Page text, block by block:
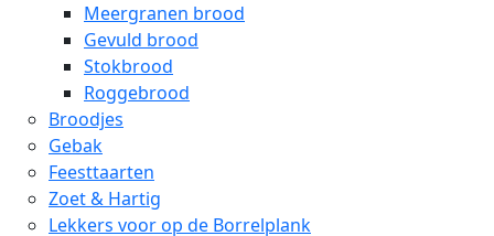
Meergranen brood
Gevuld brood
Stokbrood
Roggebrood
Broodjes
Gebak
Feesttaarten
Zoet & Hartig
Lekkers voor op de Borrelplank